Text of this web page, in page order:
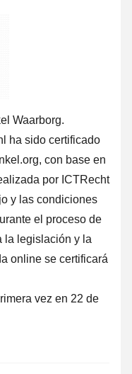
Waarborg.
ha sido certificado
con base en
por ICTRecht
y las condiciones
el proceso de
la legislación y la
online se certificará
vez en 22 de